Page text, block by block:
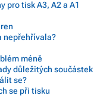
pro tisk A3, A2 a A1
nepřehřívala?
méně
důležitých součástek
se?
se při tisku